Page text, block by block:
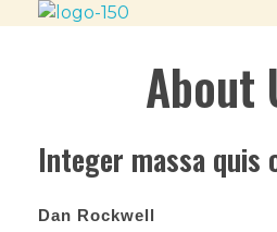
The
About
Integer massa
Dan Rockwell